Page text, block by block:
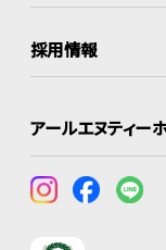
採用情報
アールエヌティー